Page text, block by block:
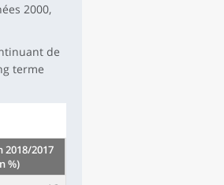
2000,
de
terme
2018/2017
%)